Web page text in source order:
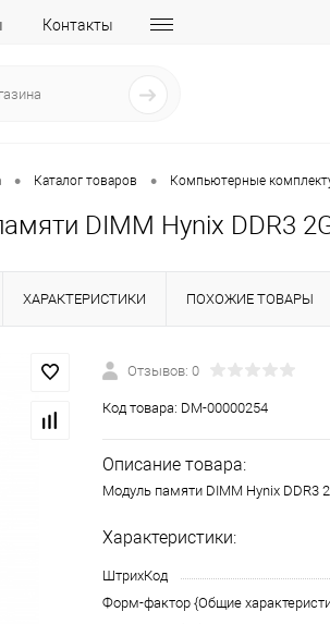
Контакты
• Каталог товаров • Компьютерные
DIMM Hynix DDR3
ХАРАКТЕРИСТИКИ ПОХОЖИЕ ТОВАРЫ
Отзывов: 0
Код товара: DM-00000254
Описание товара:
Модуль памяти DIMM Hynix DDR3
Характеристики:
ШтрихКод
Форм-фактор {Общие